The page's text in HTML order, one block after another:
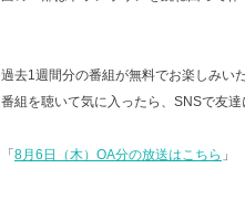
過去1週間分の番組が無料でお楽しみい
番組を聴いて気に入ったら、SNSで友達
「 8月6日（木）OA分の放送はこちら 」